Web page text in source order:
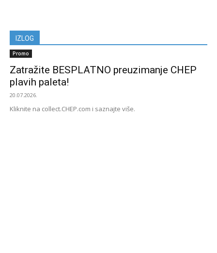
IZLOG
Promo
Zatražite BESPLATNO preuzimanje CHEP
plavih paleta!
20.07.2026.
Kliknite na collect.CHEP.com i saznajte više.